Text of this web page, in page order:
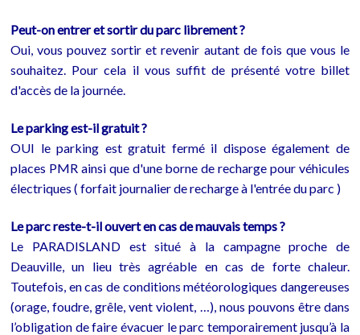
Peut-on entrer et sortir du parc librement ?
Oui, vous pouvez sortir et revenir autant de fois que vous le
souhaitez. Pour cela il vous suffit de présenté votre billet
d'accès de la journée.
Le parking est-il gratuit ?
OUI le parking est gratuit fermé il dispose également de
places PMR ainsi que d'une borne de recharge pour véhicules
électriques ( forfait journalier de recharge à l'entrée du parc )
Le parc reste-t-il ouvert en cas de mauvais temps ?
Le PARADISLAND est situé à la campagne proche de
Deauville, un lieu très agréable en cas de forte chaleur.
Toutefois, en cas de conditions météorologiques dangereuses
(orage, foudre, grêle, vent violent, …), nous pouvons être dans
l’obligation de faire évacuer le parc temporairement jusqu’à la